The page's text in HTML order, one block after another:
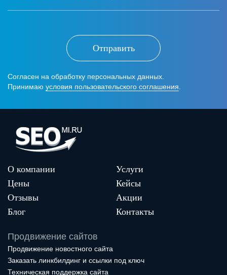
Отправить
Согласен на обработку персональных данных.
Принимаю условия пользовательского соглашения
О компании
Услуги
Цены
Кейсы
Отзывы
Акции
Блог
Контакты
Продвижение сайтов
Продвижение новостного сайта
Заказать линкбилдинг и ссылки под ключ
Техническая поддержка сайта